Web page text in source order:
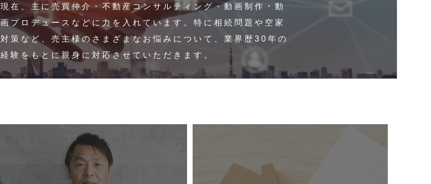
現在、主に売買仲介・不動産コンサルティング・動画制作・動
画プロデュースなどに力を入れています。特に相続問題や空家
対策など、売主様のさまざまなお悩みについて、業界歴30年の
経験をもとに親身に対応させていただきます。